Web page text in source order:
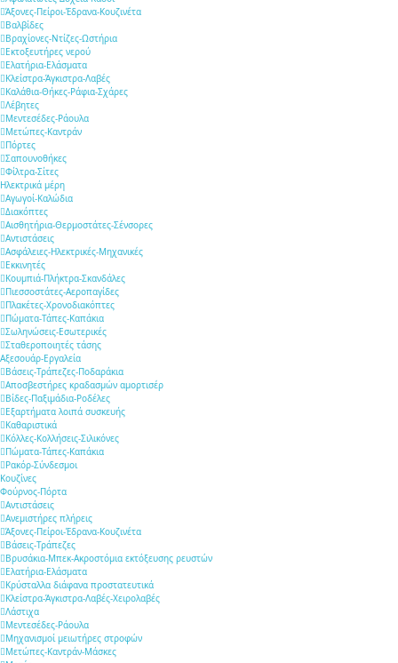
Άξονες-Πείροι-Έδρανα-Κουζινέτα
Βαλβίδες
Βραχίονες-Ντίζες-Ωστήρια
Εκτοξευτήρες νερού
Ελατήρια-Ελάσματα
Κλείστρα-Άγκιστρα-Λαβές
Καλάθια-Θήκες-Ράφια-Σχάρες
Λέβητες
Μεντεσέδες-Ράουλα
Μετώπες-Καντράν
Πόρτες
Σαπουνοθήκες
Φίλτρα-Σίτες
Ηλεκτρικά μέρη
Αγωγοί-Καλώδια
Διακόπτες
Αισθητήρια-Θερμοστάτες-Σένσορες
Αντιστάσεις
Ασφάλειες-Ηλεκτρικές-Μηχανικές
Εκκινητές
Κουμπιά-Πλήκτρα-Σκανδάλες
Πιεσσοστάτες-Αεροπαγίδες
Πλακέτες-Χρονοδιακόπτες
Πώματα-Τάπες-Καπάκια
Σωληνώσεις-Εσωτερικές
Σταθεροποιητές τάσης
Αξεσουάρ-Εργαλεία
Βάσεις-Τράπεζες-Ποδαράκια
Αποσβεστήρες κραδασμών αμορτισέρ
Βίδες-Παξιμάδια-Ροδέλες
Εξαρτήματα λοιπά συσκευής
Καθαριστικά
Κόλλες-Κολλήσεις-Σιλικόνες
Πώματα-Τάπες-Καπάκια
Ρακόρ-Σύνδεσμοι
Κουζίνες
Φούρνος-Πόρτα
Αντιστάσεις
Ανεμιστήρες πλήρεις
Άξονες-Πείροι-Έδρανα-Κουζινέτα
Βάσεις-Τράπεζες
Βρυσάκια-Μπεκ-Ακροστόμια εκτόξευσης ρευστών
Ελατήρια-Ελάσματα
Κρύσταλλα διάφανα προστατευτικά
Κλείστρα-Άγκιστρα-Λαβές-Χειρολαβές
Λάστιχα
Μεντεσέδες-Ράουλα
Μηχανισμοί μειωτήρες στροφών
Μετώπες-Καντράν-Μάσκες